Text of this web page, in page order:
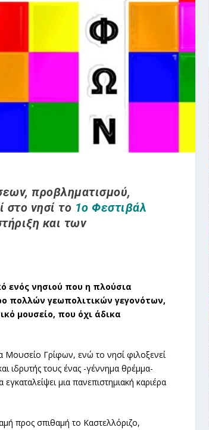
προβληματισμού,
στο νησί το 1ο Φεστιβάλ
και των
ενός νησιού που η πλούσια
πολλών γεωπολιτικών γεγονότων,
μουσείο, που όχι άδικα
Μουσείο Γρίφων, ενώ το νησί φιλοξενεί
ιδρυτής τους ένας -γέννημα θρέμμα-
μια πανεπιστημιακή καριέρα
προς σπιθαμή το Καστελλόριζο,